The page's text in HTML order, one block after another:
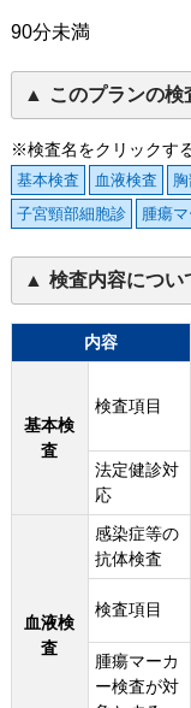
90分未満
このプランの検
※検査名をクリックす
基本検査 血液検査
子宮頸部細胞診
腫瘍
検査内容につい
内容
基本検
査
検査項目
法定健診対
応
血液検
査
感染症等の
抗体検査
検査項目
腫瘍マーカ
ー検査が対